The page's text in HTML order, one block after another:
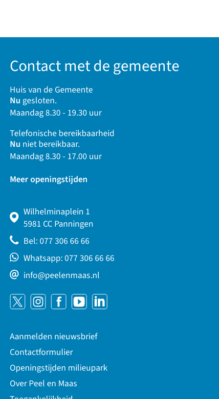
Contact met de gemeente
Huis van de Gemeente
Nu gesloten.
Maandag 8.30 - 19.30 uur
Telefonische bereikbaarheid
Nu niet bereikbaar.
Maandag 8.30 - 17.00 uur
Meer openingstijden
Wilhelminaplein 1
5981 CC Panningen
Bel: 077 306 66 66
Whatsapp: 077 306 66 66
info@peelenmaas.nl
Aanmelden nieuwsbrief
Contactformulier
Openingstijden milieupark
Over Peel en Maas